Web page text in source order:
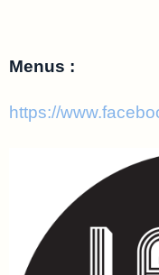
Menus :
https://